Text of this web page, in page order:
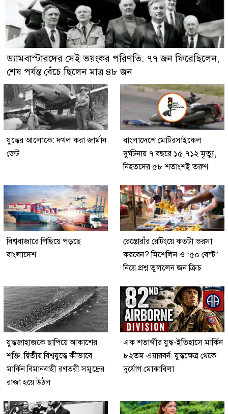
ড্যামবাস্টারদের সেই ভয়ংকর পরিণতি: ৭৭ জন ফিরেছিলেন,
শেষ পর্যন্ত বেঁচে ছিলেন মাত্র ৪৮ জন
যুদ্ধের আলোকে: দখল করা জার্মান
জেট
বাংলাদেশে মোটরসাইকেল
দুর্ঘটনায় ৭ বছরে ১৫,৭১২ মৃত্যু,
নিহতদের ৫৮ শতাংশই তরুণ
বিশ্ববাজারে পিছিয়ে পড়ছে
বাংলাদেশ
রেস্তোরাঁর রেটিংয়ে কতটা ভরসা
করবেন? মিশেলিন ও ‘৫০ বেস্ট’
নিয়ে প্রশ্ন তুললেন জন ক্রিচ
যুদ্ধজাহাজকে ছাপিয়ে আকাশের
শক্তি: দ্বিতীয় বিশ্বযুদ্ধে কীভাবে
মার্কিন বিমানবাহী রণতরী সমুদ্রের
রাজা হয়ে উঠল
এক শতাব্দীর যুদ্ধ-ইতিহাসে মার্কিন
৮২তম এয়ারবর্ন: যুদ্ধক্ষেত্র থেকে
দুর্যোগ মোকাবিলা